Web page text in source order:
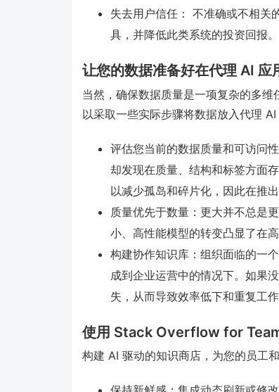
失去用户信任： 不准确或不相关
具，并降低此类系统的投资回报。
让您的数据准备好在代理 AI 应
当然，确保数据质量是一项复杂的多
以采取一些实际步骤将数据放入代理
评估您当前的数据质量和可访问
却发现在质量、结构和标签方面
以减少孤岛和碎片化，因此在推
质量优先于数量：更大并不总是
小、高性能模型的转变凸显了在
构建协作知识库：组织面临的一
成到企业运营中的情况下。如果
失，从而导致效率低下和重复工作
使用 Stack Overflow for
构建 AI 驱动的知识商店，为您的员工和